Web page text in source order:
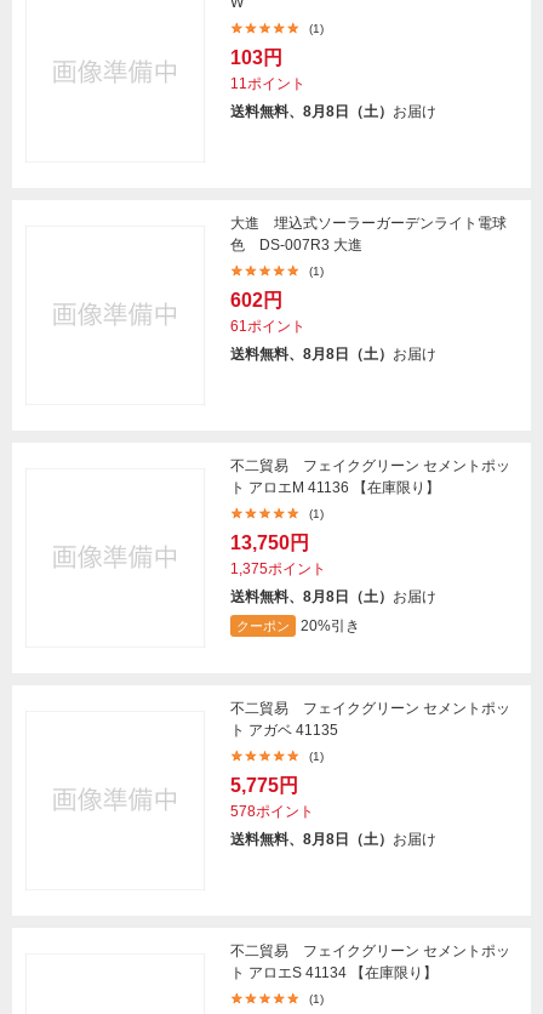
(1)
103円
11ポイント
送料無料、8月8日（土） お届け
大進 埋込式ソーラーガーデンライト電球
色 DS-007R3 大進
(1)
602円
61ポイント
送料無料、8月8日（土） お届け
不二貿易 フェイクグリーン セメントポッ
ト アロエM 41136 【在庫限り】
(1)
13,750円
1,375ポイント
送料無料、8月8日（土） お届け
クーポン 20%引き
不二貿易 フェイクグリーン セメントポッ
ト アガベ 41135
(1)
5,775円
578ポイント
送料無料、8月8日（土） お届け
不二貿易 フェイクグリーン セメントポッ
ト アロエS 41134 【在庫限り】
(1)